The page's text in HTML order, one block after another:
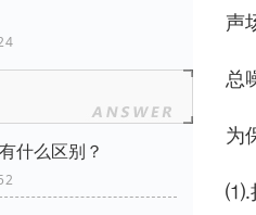
什么区别？
声
总
为
⑴.